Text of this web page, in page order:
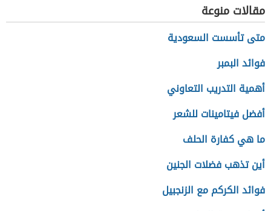
مقالات منوعة
متى تأسست السعودية
فوائد البمبر
أهمية التدريب التعاوني
أفضل فيتامينات للشعر
ما هي كفارة الحلف
أين تذهب فضلات الجنين
فوائد الكركم مع الزنجبيل